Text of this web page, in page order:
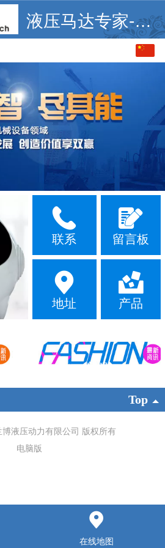
液压马达专家-德兰博
联系 留言板
地址 产品
客服
Top
液压动力有限公司 版权所有
电脑版
在线地图